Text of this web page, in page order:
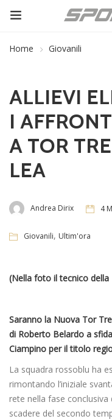
Home Giovanili
ALLIEVI
I
A TOR
LEA
Andrea Dirix 4
Giovanili, Ultim'ora
(Nella foto il tecnico
Saranno la Nuova Tor
di Roberto Belardo a
Ciampino per il titolo
La squadra rossoblu ha
rimontando l’iniziale
rete nella fase conclusiva
scadere del secondo